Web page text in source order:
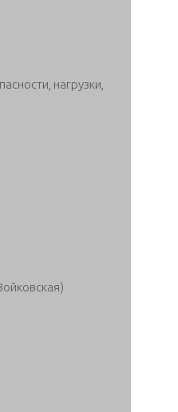
нагрузки,